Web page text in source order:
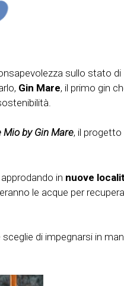
sullo stato di
Gin Mare, il primo gin
Mio by Gin Mare, il progetto
in nuove
le acque per
sceglie di impegnarsi in